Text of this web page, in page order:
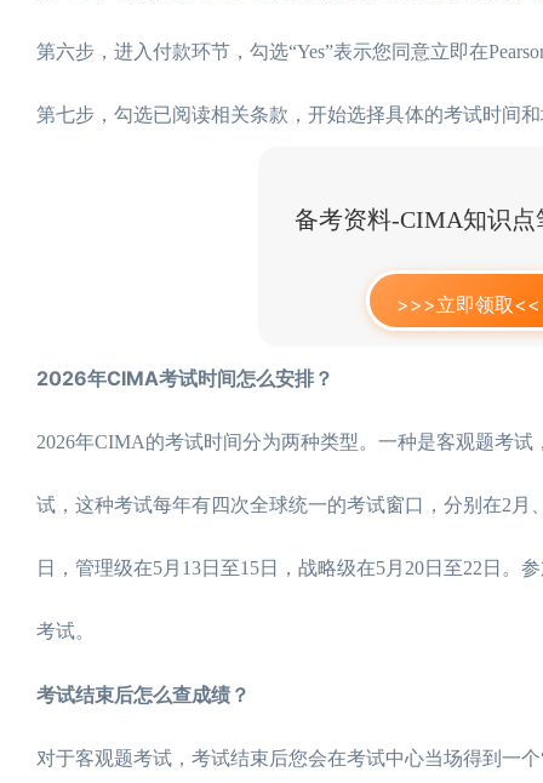
第六步，进入付款环节，勾选“Yes”表示您同意立即在
第七步，勾选已阅读相关条款，开始选择具体的考试时间
备考资料-CIMA知识点
>>>立即领取
2026年CIMA考试时间怎么安排？
2026年CIMA的考试时间分为两种类型。一种是客观题考
试，这种考试每年有四次全球统一的考试窗口，分别在2月
日，管理级在5月13日至15日，战略级在5月20日至22日
考试。
考试结束后怎么查成绩？
对于客观题考试，考试结束后您会在考试中心当场得到一